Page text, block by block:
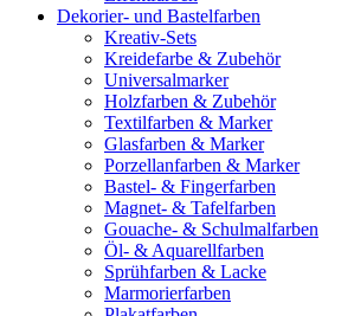
Dekorier- und Bastelfarben
Kreativ-Sets
Kreidefarbe & Zubehör
Universalmarker
Holzfarben & Zubehör
Textilfarben & Marker
Glasfarben & Marker
Porzellanfarben & Marker
Bastel- & Fingerfarben
Magnet- & Tafelfarben
Gouache- & Schulmalfarben
Öl- & Aquarellfarben
Sprühfarben & Lacke
Marmorierfarben